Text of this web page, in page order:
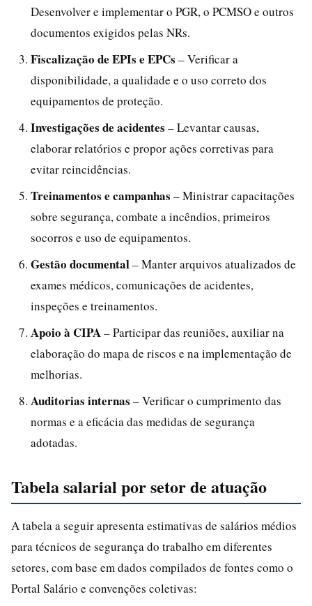
Desenvolver e implementar o PGR, o PCMSO e outros
documentos exigidos pelas NRs.
Fiscalização de EPIs e EPCs – Verificar a
disponibilidade, a qualidade e o uso correto dos
equipamentos de proteção.
Investigações de acidentes – Levantar causas,
elaborar relatórios e propor ações corretivas para
evitar reincidências.
Treinamentos e campanhas – Ministrar capacitações
sobre segurança, combate a incêndios, primeiros
socorros e uso de equipamentos.
Gestão documental– Manter arquivos atualizados de
exames médicos, comunicações de acidentes,
inspeções e treinamentos.
Apoio à CIPA– Participar das reuniões, auxiliar na
elaboração do mapa de riscos e na implementação de
melhorias.
Auditorias internas – Verificar o cumprimento das
normas e a eficácia das medidas de segurança
adotadas.
Tabela salarial por setor de atuação
A tabela a seguir apresenta estimativas de salários médios
para técnicos de segurança do trabalho em diferentes
setores, com base em dados compilados de fontes como o
Portal Salário e convenções coletivas: